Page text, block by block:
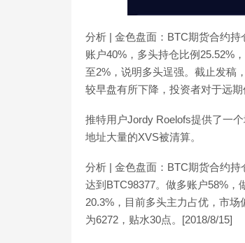
分析 | 金色盘面：BTC期货合约
账户40%，多头持仓比例25.52%
至2%，说明多头逞强。截止发稿
较早盘有所下降，投资者对于远
推特用户Jordy Roelofs提供了一
地址大量的XVS被清算。
分析 | 金色盘面：BTC期货合约
达到BTC98377。做多账户58%，
20.3%，目前多头主力占优，市
为6272，贴水30点。[2018/8/15]